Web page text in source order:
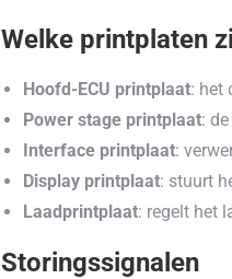
Welke printplaten
Hoofd-ECU printplaat: het
Power stage printplaat:
Interface printplaat:
Display printplaat: stuurt
Laadprintplaat: regelt het
Storingssignalen